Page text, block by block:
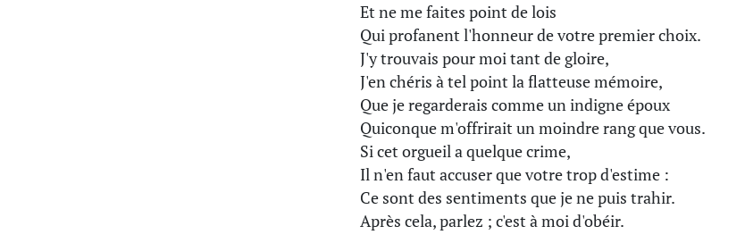
Et ne me faites point de lois
Qui profanent l'honneur de votre premier choix.
J'y trouvais pour moi tant de gloire,
J'en chéris à tel point la flatteuse mémoire,
Que je regarderais comme un indigne époux
Quiconque m'offrirait un moindre rang que vous.
Si cet orgueil a quelque crime,
Il n'en faut accuser que votre trop d'estime :
Ce sont des sentiments que je ne puis trahir.
Après cela, parlez ; c'est à moi d'obéir.